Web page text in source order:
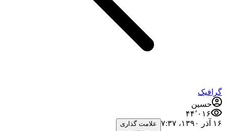
گرافیک
حسین
۴۴٬۰۱۶
۱۶ آذر ۱۳۹۰،‏ ۷:۳۷
علامت گذاری